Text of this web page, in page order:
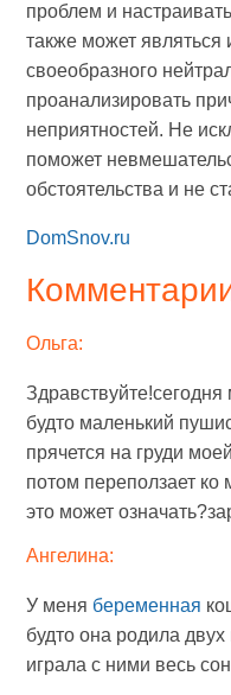
проблем и
также может
своеобразного
проанализировать
неприятностей. Не
поможет
обстоятельства и не
DomSnov.ru
Ольга:
будто маленький
прячется на груди
потом переползает ко
это может
Ангелина:
У меня беременная
будто она родила
играла с ними весь сон